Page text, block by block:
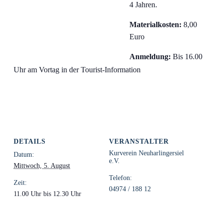
4 Jahren.
Materialkosten:8,00
Euro
Anmeldung: Bis 16.00
Uhr am Vortag in der Tourist-Information
DETAILS
Datum:
Mittwoch, 5. August
Zeit:
11.00 Uhr bis 12.30 Uhr
VERANSTALTER
Kurverein Neuharlingersiel
e.V.
Telefon:
04974 / 188 12